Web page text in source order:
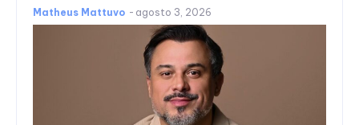
Matheus Mattuvo - agosto 3, 2026